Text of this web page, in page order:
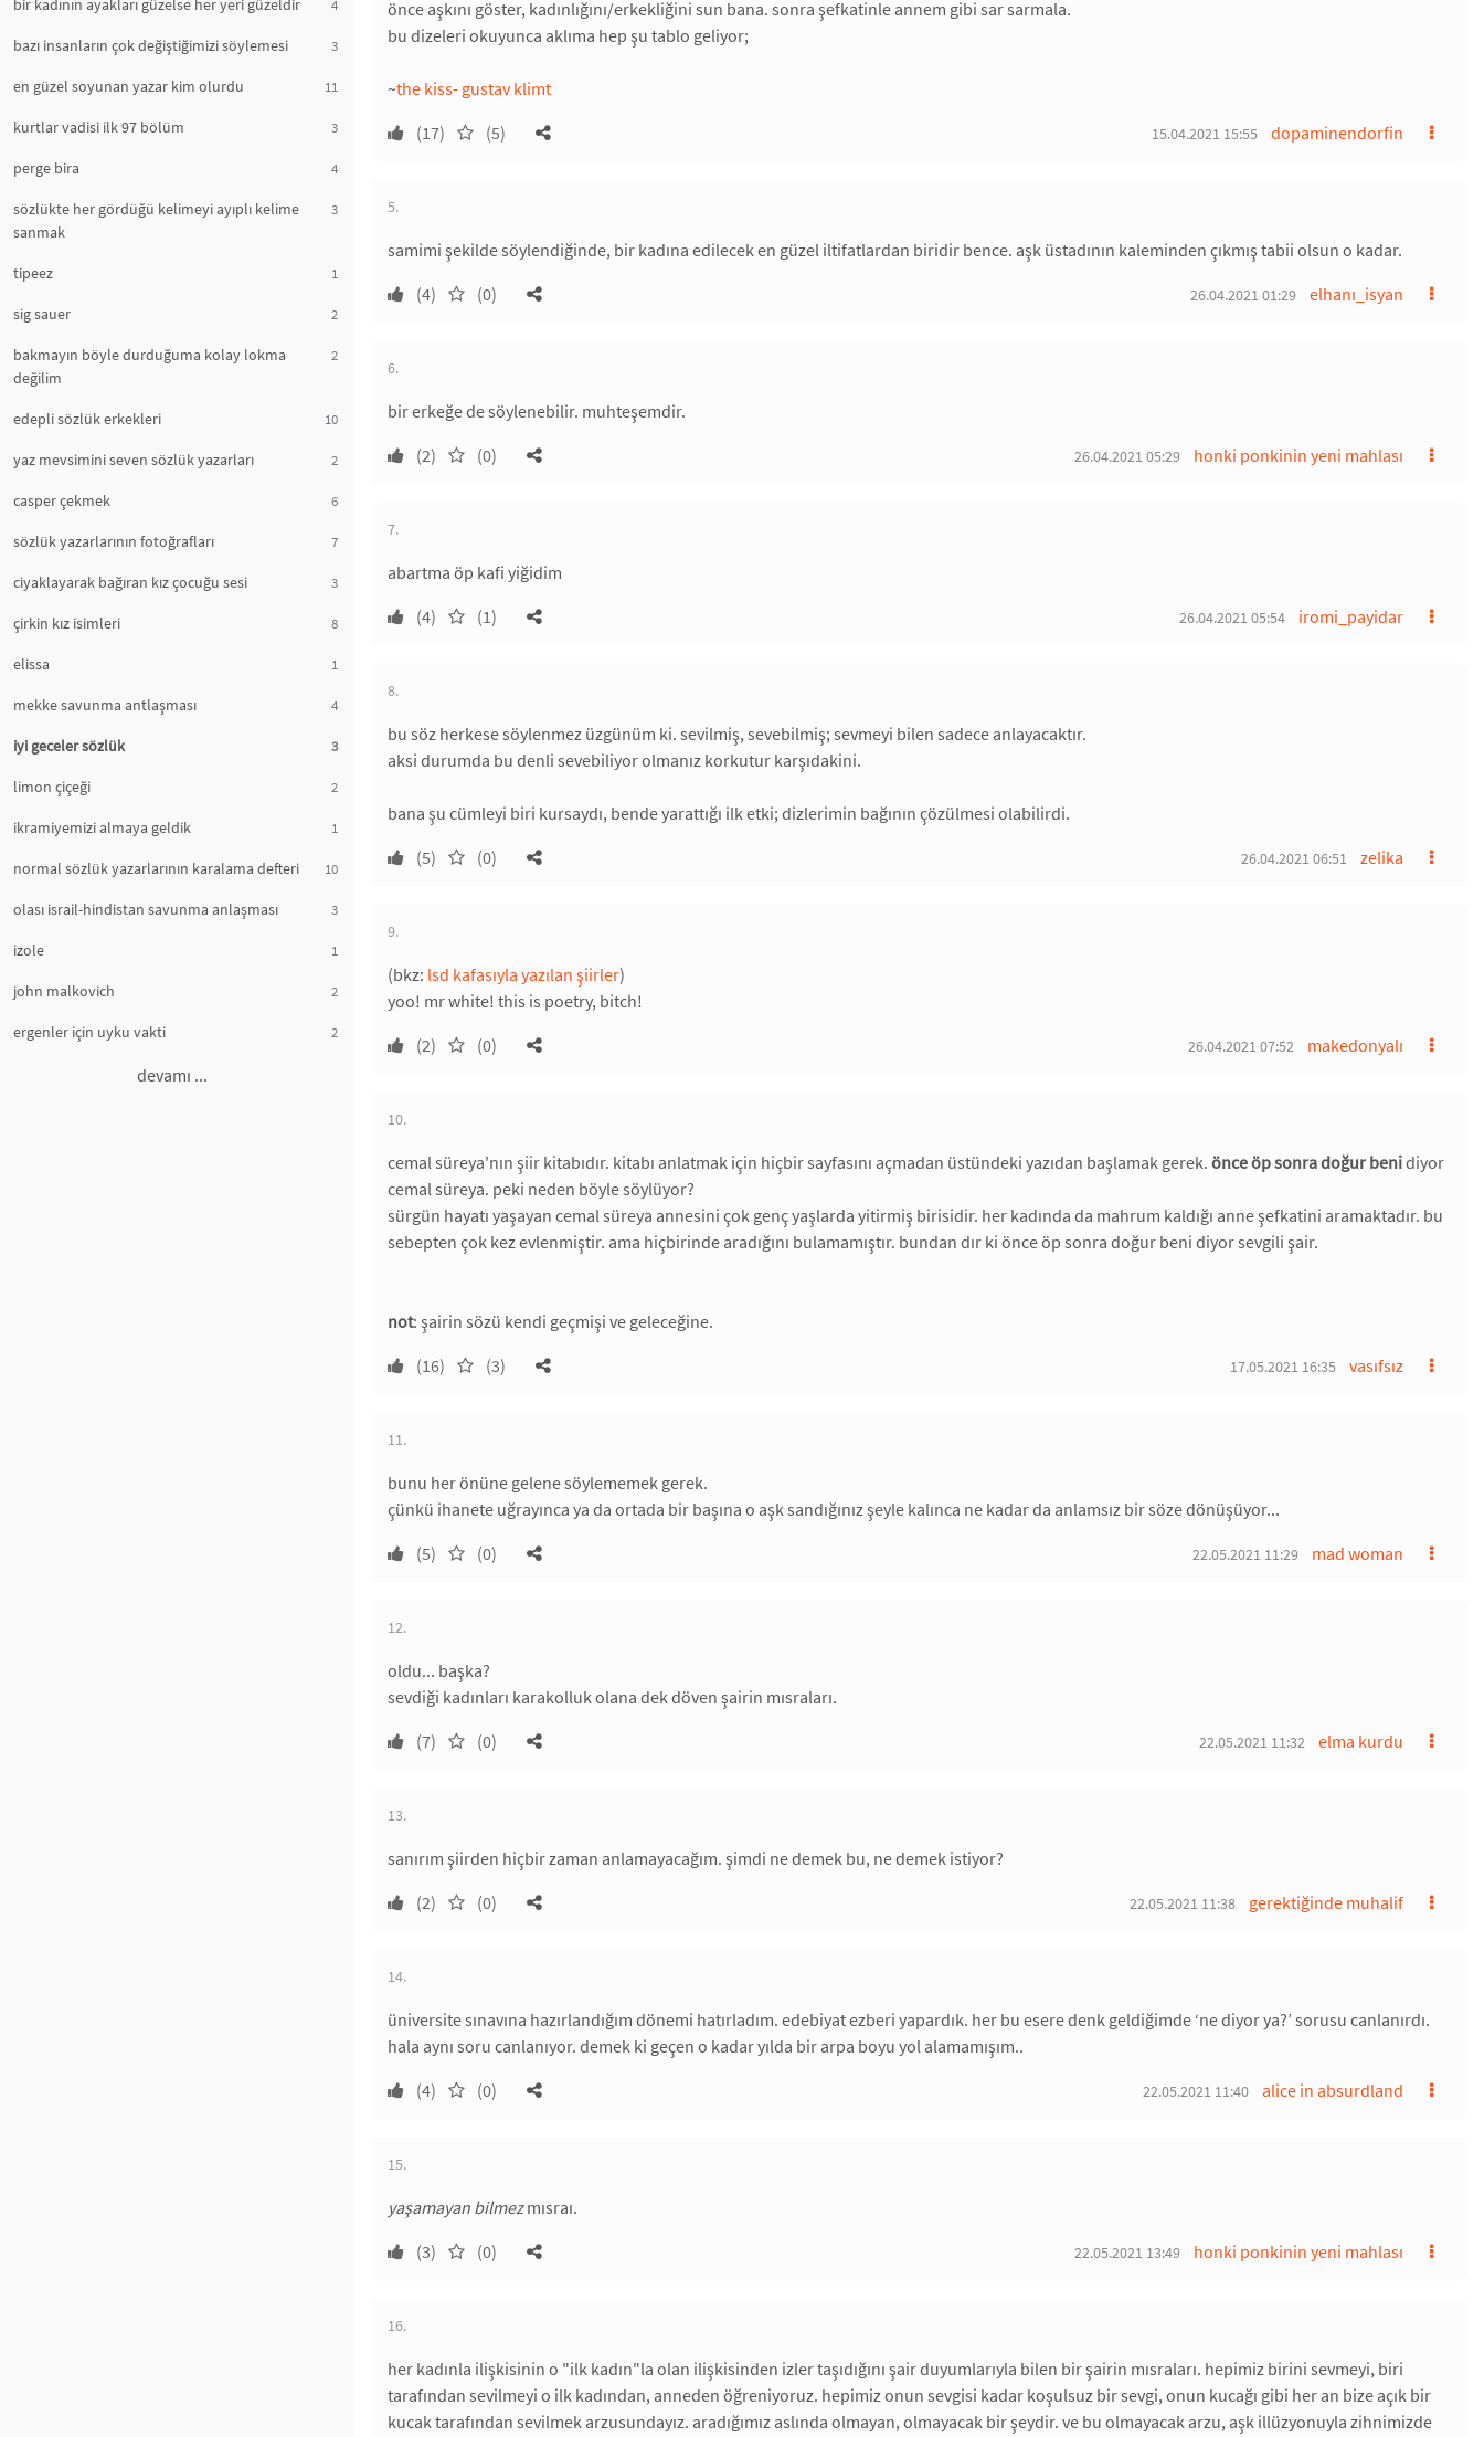
bir kadının ayakları güzelse her yeri güzeldir 4
bazı insanların çok değiştiğimizi söylemesi 3
en güzel soyunan yazar kim olurdu 11
kurtlar vadisi ilk 97 bölüm 3
perge bira 4
sözlükte her gördüğü kelimeyi ayıplı kelime
sanmak
3
tipeez 1
sig sauer 2
bakmayın böyle durduğuma kolay lokma
değilim
2
edepli sözlük erkekleri 10
yaz mevsimini seven sözlük yazarları 2
casper çekmek 6
sözlük yazarlarının fotoğrafları 7
ciyaklayarak bağıran kız çocuğu sesi 3
çirkin kız isimleri 8
elissa 1
mekke savunma antlaşması 4
iyi geceler sözlük 3
limon çiçeği 2
ikramiyemizi almaya geldik 1
normal sözlük yazarlarının karalama defteri 10
olası israil-hindistan savunma anlaşması 3
izole 1
john malkovich 2
ergenler için uyku vakti 2
devamı ...
önce aşkını göster, kadınlığını/erkekliğini sun bana. sonra şefkatinle annem gibi sar sarmala.
bu dizeleri okuyunca aklıma hep şu tablo geliyor;
~the kiss- gustav klimt
(17)
(5) dopaminendorfin
15.04.2021 15:55
5.
samimi şekilde söylendiğinde, bir kadına edilecek en güzel iltifatlardan biridir bence. aşk üstadının kaleminden çıkmış tabii olsun o kadar.
(4)
(0) elhanı_isyan
26.04.2021 01:29
6.
bir erkeğe de söylenebilir. muhteşemdir.
(2)
(0) honki ponkinin yeni mahlası
26.04.2021 05:29
7.
abartma öp kafi yiğidim
(4)
(1) iromi_payidar
26.04.2021 05:54
8.
bu söz herkese söylenmez üzgünüm ki. sevilmiş, sevebilmiş; sevmeyi bilen sadece anlayacaktır.
aksi durumda bu denli sevebiliyor olmanız korkutur karşıdakini.
bana şu cümleyi biri kursaydı, bende yarattığı ilk etki; dizlerimin bağının çözülmesi olabilirdi.
(5)
(0) zelika
26.04.2021 06:51
9.
(bkz: lsd kafasıyla yazılan şiirler)
yoo! mr white! this is poetry, bitch!
(2)
(0) makedonyalı
26.04.2021 07:52
10.
cemal süreya'nın şiir kitabıdır. kitabı anlatmak için hiçbir sayfasını açmadan üstündeki yazıdan başlamak gerek. önce öp sonra doğur benidiyor
cemal süreya. peki neden böyle söylüyor?
sürgün hayatı yaşayan cemal süreya annesini çok genç yaşlarda yitirmiş birisidir. her kadında da mahrum kaldığı anne şefkatini aramaktadır. bu
sebepten çok kez evlenmiştir. ama hiçbirinde aradığını bulamamıştır. bundan dır ki önce öp sonra doğur beni diyor sevgili şair.
not: şairin sözü kendi geçmişi ve geleceğine.
(16)
(3) vasıfsız
17.05.2021 16:35
11.
bunu her önüne gelene söylememek gerek.
çünkü ihanete uğrayınca ya da ortada bir başına o aşk sandığınız şeyle kalınca ne kadar da anlamsız bir söze dönüşüyor...
(5)
(0) mad woman
22.05.2021 11:29
12.
oldu... başka?
sevdiği kadınları karakolluk olana dek döven şairin mısraları.
(7)
(0) elma kurdu
22.05.2021 11:32
13.
sanırım şiirden hiçbir zaman anlamayacağım. şimdi ne demek bu, ne demek istiyor?
(2)
(0) gerektiğinde muhalif
22.05.2021 11:38
14.
üniversite sınavına hazırlandığım dönemi hatırladım. edebiyat ezberi yapardık. her bu esere denk geldiğimde ‘ne diyor ya?’ sorusu canlanırdı.
hala aynı soru canlanıyor. demek ki geçen o kadar yılda bir arpa boyu yol alamamışım..
(4)
(0) alice in absurdland
22.05.2021 11:40
15.
yaşamayan bilmezmısraı.
(3)
(0) honki ponkinin yeni mahlası
22.05.2021 13:49
16.
her kadınla ilişkisinin o "ilk kadın"la olan ilişkisinden izler taşıdığını şair duyumlarıyla bilen bir şairin mısraları. hepimiz birini sevmeyi, biri
tarafından sevilmeyi o ilk kadından, anneden öğreniyoruz. hepimiz onun sevgisi kadar koşulsuz bir sevgi, onun kucağı gibi her an bize açık bir
kucak tarafından sevilmek arzusundayız. aradığımız aslında olmayan, olmayacak bir şeydir. ve bu olmayacak arzu, aşk illüzyonuyla zihnimizde